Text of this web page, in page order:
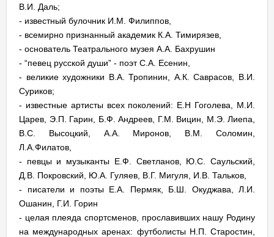
В.И. Даль;
- известный булочник И.М. Филиппов,
- всемирно признанный академик К.А. Тимирязев,
- основатель Театрального музея А.А. Бахрушин
- “певец русской души” - поэт С.А. Есенин,
- великие художники В.А. Тропинин, А.К. Саврасов, В.И.
Суриков;
- известные артисты всех поколений: Е.Н Гоголева, М.И.
Царев, Э.П. Гарин, Б.Ф. Андреев, Г.М. Вицин, М.Э. Лиепа,
В.С. Высоцкий, А.А. Миронов, В.М. Соломин,
Л.А.Филатов,
- певцы и музыканты Е.Ф. Светланов, Ю.С. Саульский,
Д.В. Покровский, Ю.А. Гуляев, В.Г. Мигуля, И.В. Тальков,
- писатели и поэты Е.А. Пермяк, Б.Ш. Окуджава, Л.И.
Ошанин, Г.И. Горин
- целая плеяда спортсменов, прославивших нашу Родину
на международных аренах: футболисты Н.П. Старостин,